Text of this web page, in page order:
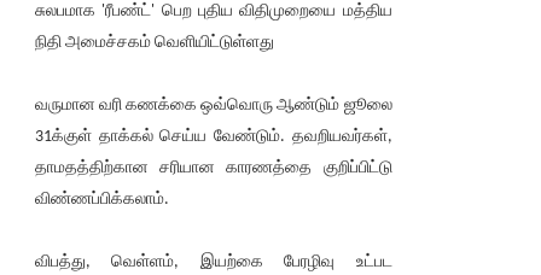
சுலபமாக 'ரீபண்ட்' பெற புதிய விதிமுறையை மத்திய
நிதி அமைச்சகம் வெளியிட்டுள்ளது
வருமான வரி கணக்கை ஒவ்வொரு ஆண்டும் ஜூலை
31க்குள் தாக்கல் செய்ய வேண்டும். தவறியவர்கள்,
தாமதத்திற்கான சரியான காரணத்தை குறிப்பிட்டு
விண்ணப்பிக்கலாம்.
விபத்து, வெள்ளம், இயற்கை பேரழிவு உட்பட